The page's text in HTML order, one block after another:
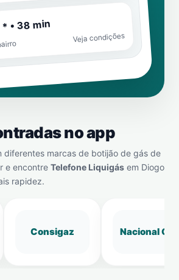
• 38 min
Veja condições
no app
diferentes marcas de botijão de gás de
e encontre Telefone Liquigás em Diogo
rapidez.
Consigaz Nacional Gás